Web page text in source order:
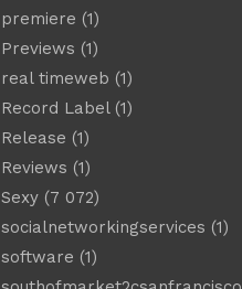
premiere (1)
Previews (1)
real timeweb (1)
Record Label(1)
Release (1)
Reviews (1)
Sexy(7 072)
socialnetworkingservices (1)
software (1)